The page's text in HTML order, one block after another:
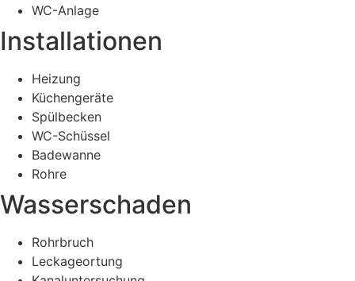
WC-Anlage
Installationen
Heizung
Küchengeräte
Spülbecken
WC-Schüssel
Badewanne
Rohre
Wasserschaden
Rohrbruch
Leckageortung